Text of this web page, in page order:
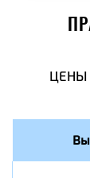
ЦЕНЫ